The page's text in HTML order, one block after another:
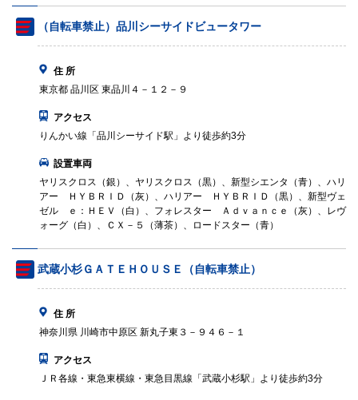
（自転車禁止）品川シーサイドビュータワー
住 所
東京都 品川区 東品川４－１２－９
アクセス
りんかい線「品川シーサイド駅」より徒歩約3分
設置車両
ヤリスクロス（銀）、ヤリスクロス（黒）、新型シエンタ（青）、ハリ
アー ＨＹＢＲＩＤ（灰）、ハリアー ＨＹＢＲＩＤ（黒）、新型ヴェ
ゼル ｅ：ＨＥＶ（白）、フォレスター Ａｄｖａｎｃｅ（灰）、レヴ
ォーグ（白）、ＣＸ－５（薄茶）、ロードスター（青）
武蔵小杉ＧＡＴＥＨＯＵＳＥ（自転車禁止）
住 所
神奈川県 川崎市中原区 新丸子東３－９４６－１
アクセス
ＪＲ各線・東急東横線・東急目黒線「武蔵小杉駅」より徒歩約3分